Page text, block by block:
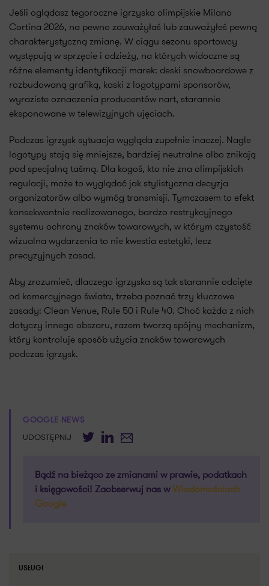
Jeśli oglądasz tegoroczne igrzyska olimpijskie Milano
Cortina 2026, na pewno zauważyłaś lub zauważyłeś pewną
charakterystyczną zmianę. W ciągu sezonu sportowcy
występują w sprzęcie i odzieży, na których widoczne są
różne elementy identyfikacji marek: deski snowboardowe z
rozbudowaną grafiką, kaski z logotypami sponsorów,
wyraziste oznaczenia producentów nart, starannie
eksponowane w telewizyjnych ujęciach.
Podczas igrzysk sytuacja wygląda zupełnie inaczej. Nagle
logotypy stają się mniejsze, bardziej neutralne albo znikają
pod specjalną taśmą. Dla kogoś, kto nie zna olimpijskich
regulacji, może to wyglądać jak stylistyczna decyzja
organizatorów albo wymóg transmisji. Tymczasem to efekt
konsekwentnie realizowanego, bardzo restrykcyjnego
systemu ochrony znaków towarowych, w którym czystość
wizualna wydarzenia to nie kwestia estetyki, lecz
precyzyjnych zasad.
Aby zrozumieć, dlaczego igrzyska są tak starannie odcięte
od komercyjnego świata, trzeba poznać trzy kluczowe
zasady: Clean Venue, Rule 50 i Rule 40. Choć każda z nich
dotyczy innego obszaru, razem tworzą spójny mechanizm,
który kontroluje sposób użycia znaków towarowych
podczas igrzysk.
GOOGLE NEWS
UDOSTĘPNIJ TwitterLinkedIn
E-mail
Bądź na bieżąco ze zmianami w prawie, podatkach
i księgowości! Zaobserwuj nas wWiadomościach
Google
USŁUGI